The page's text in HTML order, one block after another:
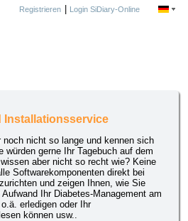
Registrieren| Login SiDiary-Online
Installationsservice
noch nicht so lange und kennen sich
gerne Ihr Tagebuch auf dem
aber nicht so recht wie? Keine
Softwarekomponenten direkt bei
und zeigen Ihnen, wie Sie
Ihr Diabetes-Management am
erledigen oder Ihr
können usw..